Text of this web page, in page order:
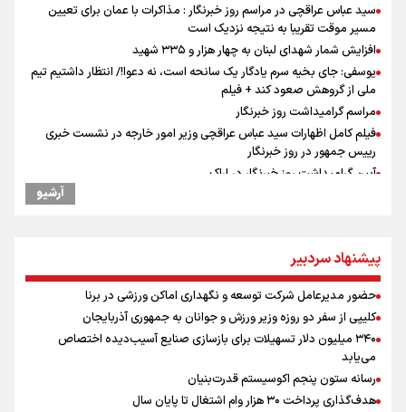
سید عباس عراقچی در مراسم روز خبرنگار : مذاکرات با عمان برای تعیین
مسیر موقت تقریبا به نتیجه نزدیک است
افزایش شمار شهدای لبنان به چهار هزار و ۳۳۵ شهید
یوسفی: جای بخیه سرم یادگار یک سانحه است، نه دعوا!/ انتظار داشتیم تیم
ملی از گروهش صعود کند + فیلم
مراسم گرامیداشت روز خبرنگار
فیلم کامل اظهارات سید عباس عراقچی وزیر امور خارجه در نشست خبری
رییس جمهور در روز خبرنگار
آیین گرامیداشت روز خبرنگار در اراک
علی‌نژاد در مراسم انجمن ورزشی نویسان در روز خبرنگار : رسانه‌های خبری
سیدمناف هاشمی در مراسم انجمن ورزشی نویسان : قدردان زحمات اهالی
رسانه به ویژه ورزشی نویسان هستیم
علت نامگذاری ۱۷ مرداد به عنوان روز خبرنگار چیست؟
فوران یک آتشفشان قدرتمند در جنوب غربی کلمبیا
سیمئونه درهای انتقال آلوارز به بارسلونا را بست
سخنگوی سپاه: بازگشایی تنگۀ هرمز منوط به پذیرش شروط ایران از سوی
آمریکاست و ارتباطی به مذاکرات ایران و عمان ندارد
حضور مدیرعامل شرکت توسعه و نگهداری اماکن ورزشی در برنا
آرشیو
پیشنهاد سردبیر
حضور مدیرعامل شرکت توسعه و نگهداری اماکن ورزشی در برنا
کلیپی از سفر دو روزه وزیر ورزش و جوانان به جمهوری آذربایجان
۳۴۰ میلیون دلار تسهیلات برای بازسازی صنایع آسیب‌دیده اختصاص
می‌یابد
رسانه ستون پنجم اکوسیستم قدرت‌بنیان
هدف‌گذاری پرداخت ۳۰ هزار وام اشتغال تا پایان سال